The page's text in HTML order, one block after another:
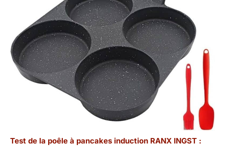
Test de la poêle à pancakes induction RANX INGST :